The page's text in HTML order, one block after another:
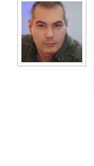
Suceava
Teleorman